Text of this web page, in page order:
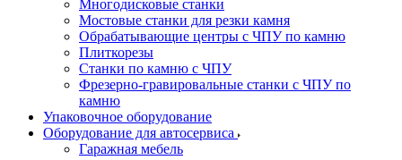
Многодисковые станки
Мостовые станки для резки камня
Обрабатывающие центры с ЧПУ по камню
Плиткорезы
Станки по камню с ЧПУ
Фрезерно-гравировальные станки с ЧПУ по
камню
Упаковочное оборудование
Оборудование для автосервиса
Гаражная мебель